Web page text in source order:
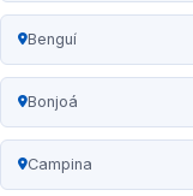
Benguí
Bonjoá
Campina